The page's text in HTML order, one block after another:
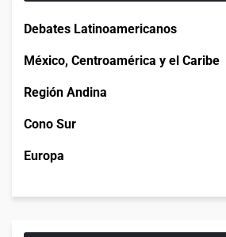
Debates Latinoamericanos
México, Centroamérica y el Caribe
Región Andina
Cono Sur
Europa